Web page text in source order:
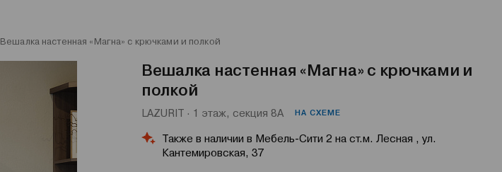
Вешалка настенная «Магна» с крючками и полкой
Вешалка настенная «Магна» с крючками и
полкой
LAZURIT · 1 этаж, секция 8А НА СХЕМЕ
Также в наличии в Мебель-Сити 2 на ст.м. Лесная , ул.
Кантемировская, 37